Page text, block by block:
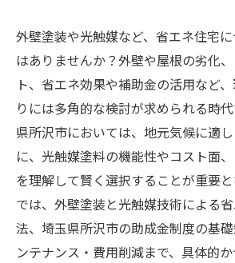
外壁塗装や光触媒など、省エネ住宅
はありませんか？外壁や屋根の劣化
ト、省エネ効果や補助金の活用など
りには多角的な検討が求められる時
県所沢市においては、地元気候に適
に、光触媒塗料の機能性やコスト面
を理解して賢く選択することが重要
では、外壁塗装と光触媒技術による
法、埼玉県所沢市の助成金制度の基
ンテナンス・費用削減まで、具体的